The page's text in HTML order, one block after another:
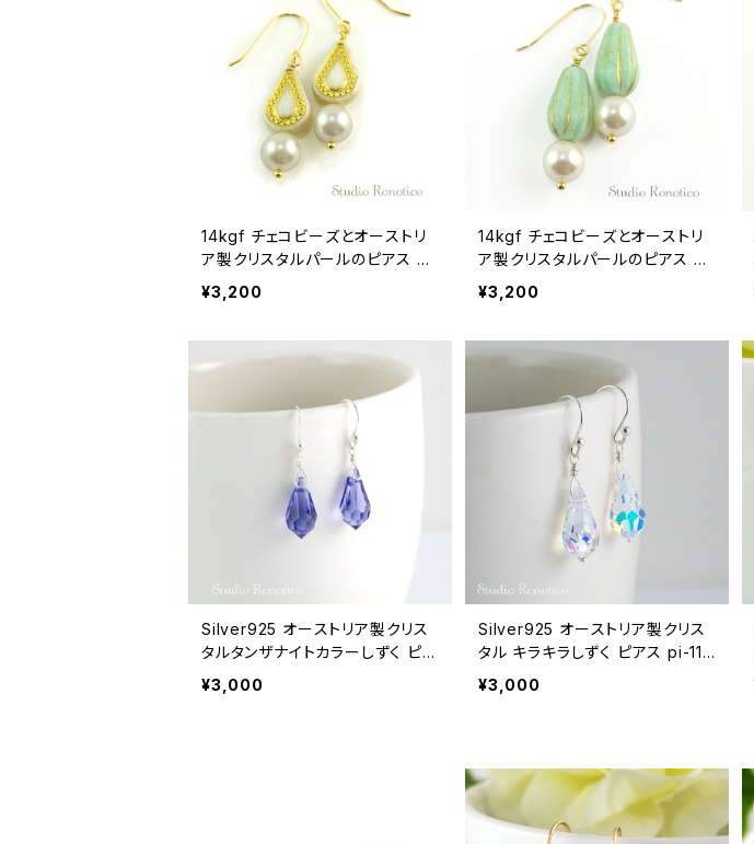
14kgf チェコビーズとオーストリ
ア製クリスタルパールのピアス ベ
ージュゴールド
¥3,200
14kgf チェコビーズとオーストリ
ア製クリスタルパールのピアス タ
ーコイズメロン
¥3,200
Silver925 オーストリア製クリス
タルタンザナイトカラーしずく ピア
ス pi-115ms
¥3,000
Silver925 オーストリア製クリス
タル キラキラしずく ピアス pi-114
ms
¥3,000